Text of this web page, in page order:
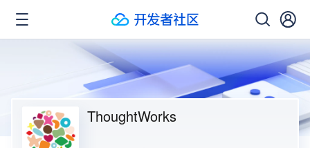
ThoughtWorks